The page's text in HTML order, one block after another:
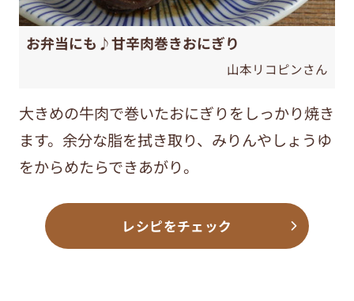
お弁当にも♪甘辛肉巻きおにぎり
山本リコピンさん
大きめの牛肉で巻いたおにぎりをしっかり焼き
ます。余分な脂を拭き取り、みりんやしょうゆ
をからめたらできあがり。
レシピをチェック